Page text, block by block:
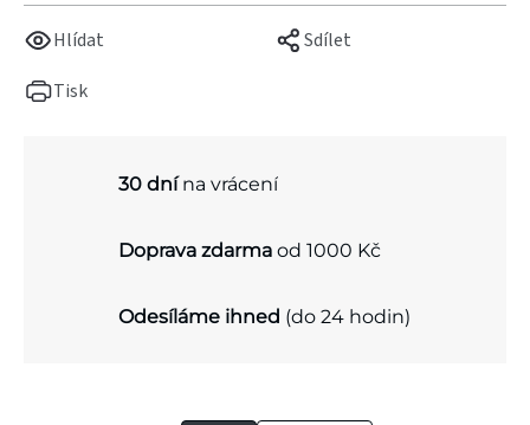
Tisk
Hlídat Sdílet
30 dnína vrácení
Doprava zdarma od 1000 Kč
Odesíláme ihned (do 24 hodin)